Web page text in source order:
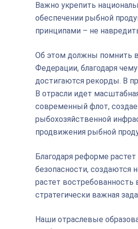
Важно укрепить
обеспечении рыбной
принципами – не
Об этом должны помнить
Федерации, благодаря
достигаются рекорды. В
В отрасли идет
современный флот,
рыбохозяйственной
продвижения рыбной
Благодаря реформе
безопасности, создаются
растет востребованность
стратегически важная
Наши отраслевые